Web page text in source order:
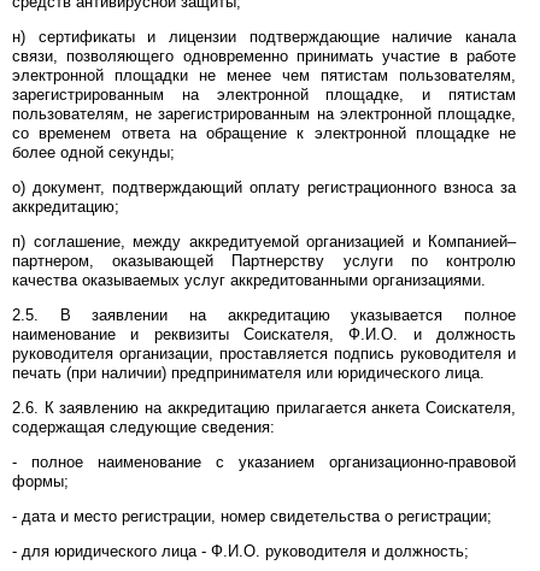
н) сертификаты и лицензии подтверждающие наличие канала
связи, позволяющего одновременно принимать участие в работе
электронной площадки не менее чем пятистам пользователям,
зарегистрированным на электронной площадке, и пятистам
пользователям, не зарегистрированным на электронной площадке,
со временем ответа на обращение к электронной площадке не
более одной секунды;
о) документ, подтверждающий оплату регистрационного взноса за
аккредитацию;
п) соглашение, между аккредитуемой организацией и Компанией–
партнером, оказывающей Партнерству услуги по контролю
качества оказываемых услуг аккредитованными организациями.
2.5. В заявлении на аккредитацию указывается полное
наименование и реквизиты Соискателя, Ф.И.О. и должность
руководителя организации, проставляется подпись руководителя и
печать (при наличии) предпринимателя или юридического лица.
2.6. К заявлению на аккредитацию прилагается анкета Соискателя,
содержащая следующие сведения:
- полное наименование с указанием организационно-правовой
формы;
- дата и место регистрации, номер свидетельства о регистрации;
- для юридического лица - Ф.И.О. руководителя и должность;